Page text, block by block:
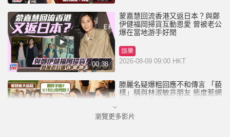
00:38
蒙嘉慧回流香港又返日本？與鄭
伊健福岡掃貨互動恩愛 曾被老公
爆在當地游手好閒
娛樂
2026-08-09 09:00 HKT
滕麗名疑爆粗回應不和傳言 「藐
樣」稱與林淑敏非朋友 態度惹網
娛樂
瀏覽更多影片